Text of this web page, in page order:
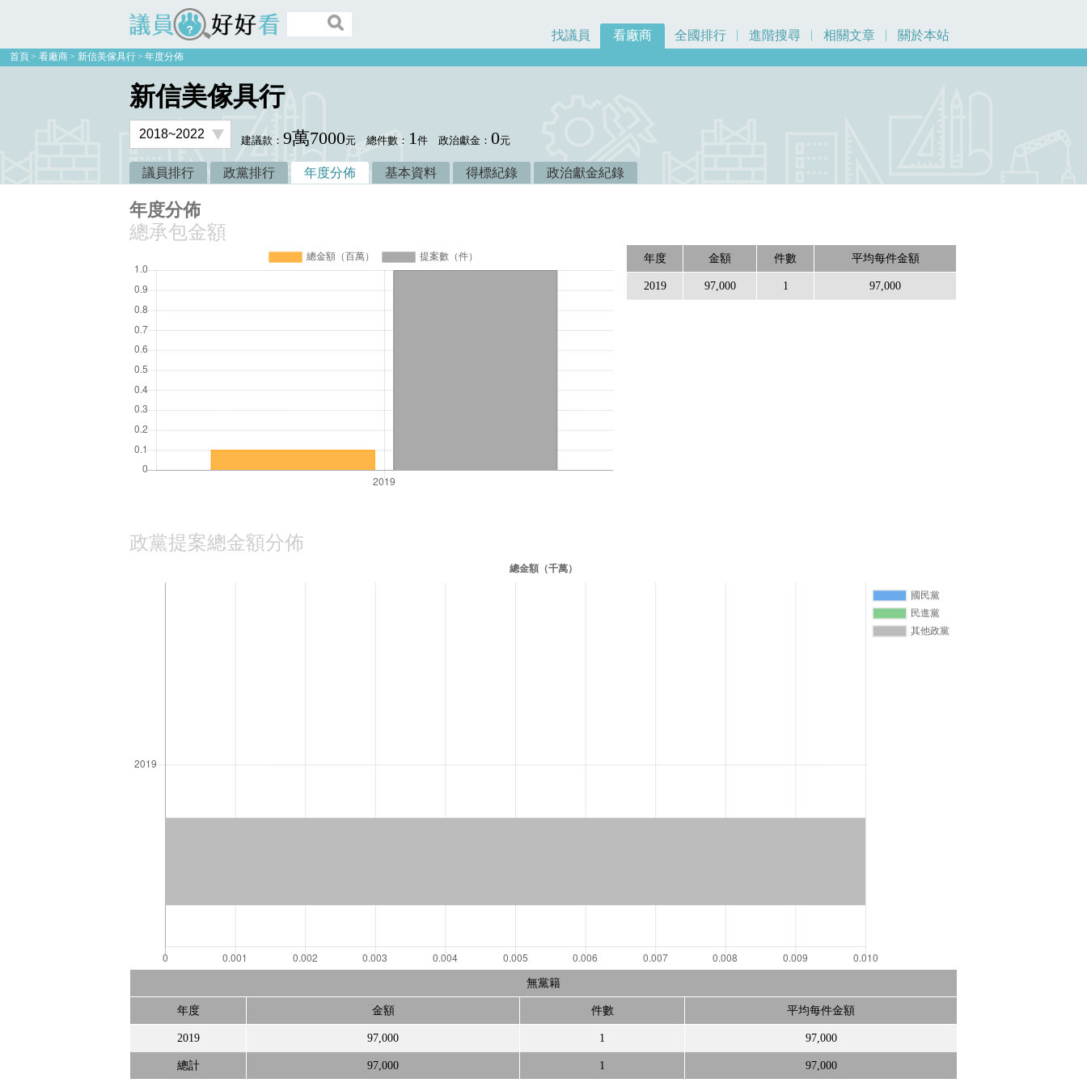
議員好好看
找議員 看廠商 全國排行 進階搜尋 相關文章 關於本站
首頁 看廠商 新信美傢具行 年度分佈
新信美傢具行
建議款：9萬7000元 總件數： 1件 政治獻金：0元
議員排行 政黨排行 年度分佈 基本資料 得標紀錄 政治獻金紀錄
年度分佈
總承包金額
年度 金額 件數 平均每件金額
2019 97,000 1 97,000
政黨提案總金額分佈
無黨籍
年度 金額 件數 平均每件金額
2019 97,000 1 97,000
總計 97,000 1 97,000